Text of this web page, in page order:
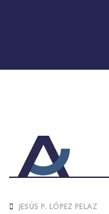
JESÚS P. LÓPEZ PELAZ